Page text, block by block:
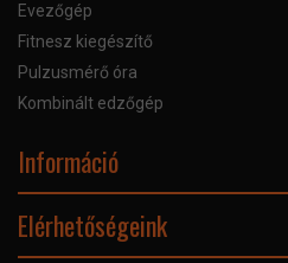
Evezőgép
Fitnesz kiegészítő
Pulzusmérő óra
Kombinált edzőgép
Információ
Bankkártyás fizetés
Elérhetőségeink